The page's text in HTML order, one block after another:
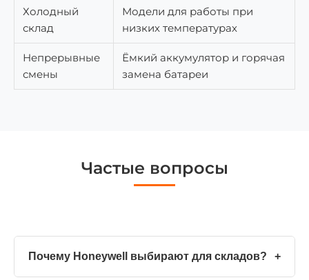
Холодный
склад
Модели для работы при
низких температурах
Непрерывные
смены
Ёмкий аккумулятор и горячая
замена батареи
Частые вопросы
Почему Honeywell выбирают для складов? +